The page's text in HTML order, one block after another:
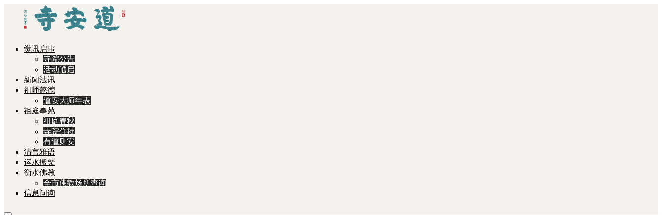
觉讯启事
寺院公告
活动通启
新闻法讯
祖师懿德
道安大师年表
祖庭事苑
祖庭春秋
寺院住持
有道则安
清言雅语
运水搬柴
衡水佛教
全市佛教场所查询
信息问询